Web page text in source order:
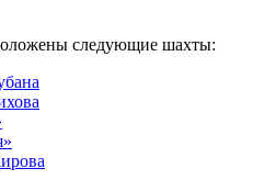
следующие шахты: